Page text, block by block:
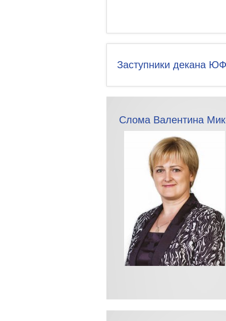
Заступники декана ЮФ
Слома Валентина